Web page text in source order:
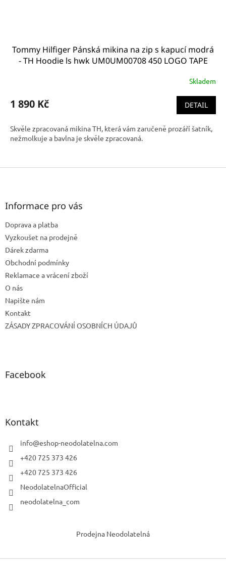
Tommy Hilfiger Pánská mikina na zip s kapucí modrá
- TH Hoodie ls hwk UM0UM00708 450 LOGO TAPE
Skladem
1 890 Kč DETAIL
Skvěle zpracovaná mikina TH, která vám zaručeně prozáří šatník,
nežmolkuje a bavlna je skvěle zpracovaná.
Z
Informace pro vás
Doprava a platba
Vyzkoušet na prodejně
Dárek zdarma
Obchodní podmínky
Reklamace a vrácení zboží
O nás
Napište nám
Kontakt
ZÁSADY ZPRACOVÁNÍ OSOBNÍCH ÚDAJŮ
Facebook
Kontakt
info@eshop-neodolatelna.com
+420 725 373 426
+420 725 373 426
NeodolatelnaOfficial
neodolatelna_com
Prodejna Neodolatelná